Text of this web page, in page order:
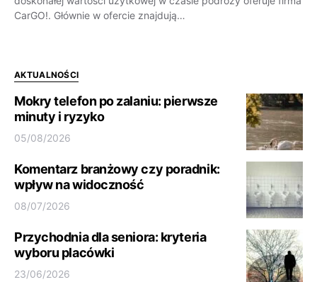
CarGO!. Głównie w ofercie znajdują…
AKTUALNOŚCI
Mokry telefon po zalaniu: pierwsze
minuty i ryzyko
05/08/2026
Komentarz branżowy czy poradnik:
wpływ na widoczność
08/07/2026
Przychodnia dla seniora: kryteria
wyboru placówki
23/06/2026